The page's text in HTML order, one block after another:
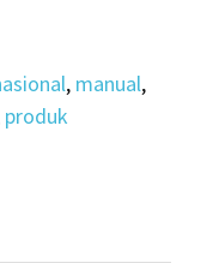
, manual,
produk